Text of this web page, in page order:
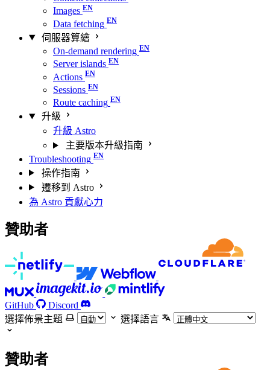
Images
Data fetching
伺服器算繪
On-demand rendering
Server islands
Actions
Sessions
Route caching
升級
升級 Astro
主要版本升級指南
Troubleshooting
操作指南
遷移到 Astro
為 Astro 貢獻心力
贊助者
GitHub
Discord
選擇佈景主題
選擇語言
贊助者